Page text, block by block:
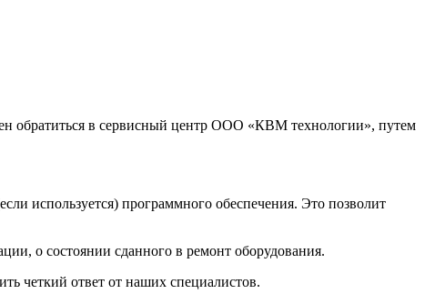
обратиться в сервисный центр ООО «КВМ технологии», путем
используется) программного обеспечения. Это позволит
о состоянии сданного в ремонт оборудования.
четкий ответ от наших специалистов.